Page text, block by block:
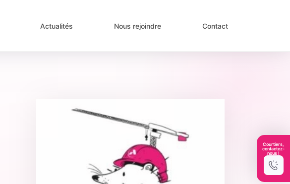
Actualités Nous rejoindre Contact
Courtiers,
contactez-
nous !